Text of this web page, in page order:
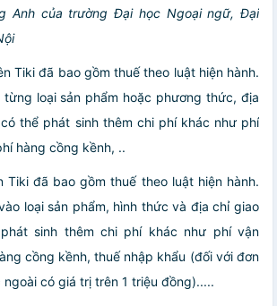
Anh của trường Đại học Ngoại ngữ, Đại
Tiki đã bao gồm thuế theo luật hiện hành.
loại sản phẩm hoặc phương thức, địa
thể phát sinh thêm chi phí khác như phí
hàng cồng kềnh, ..
Tiki đã bao gồm thuế theo luật hiện hành.
loại sản phẩm, hình thức và địa chỉ giao
sinh thêm chi phí khác như phí vận
cồng kềnh, thuế nhập khẩu (đối với đơn
có giá trị trên 1 triệu đồng).....